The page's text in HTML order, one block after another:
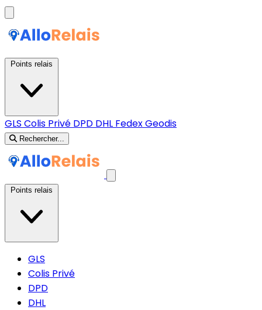
GLS Colis Privé DPD DHL FedexGeodis
Rechercher...
GLS
Colis Privé
DPD
DHL